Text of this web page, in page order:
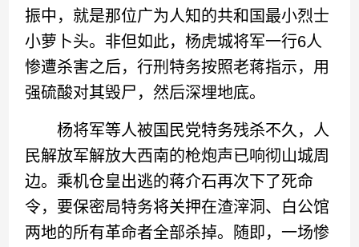
振中，就是那位广为人知的共和国最小烈士
小萝卜头。非但如此，杨虎城将军一行6人
惨遭杀害之后，行刑特务按照老蒋指示，用
强硫酸对其毁尸，然后深埋地底。
杨将军等人被国民党特务残杀不久，人
民解放军解放大西南的枪炮声已响彻山城周
边。乘机仓皇出逃的蒋介石再次下了死命
令，要保密局特务将关押在渣滓洞、白公馆
两地的所有革命者全部杀掉。随即，一场惨